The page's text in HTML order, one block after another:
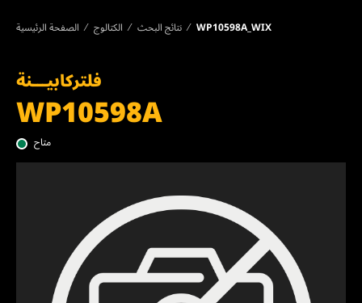
الصفحة الرئيسية الكتالوج نتائج البحث WP10598A_WIX
فلتركابيـــنة
WP10598A
متاح